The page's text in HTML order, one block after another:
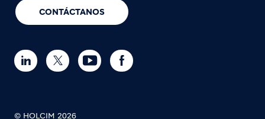
CONTÁCTANOS
© HOLCIM 2026